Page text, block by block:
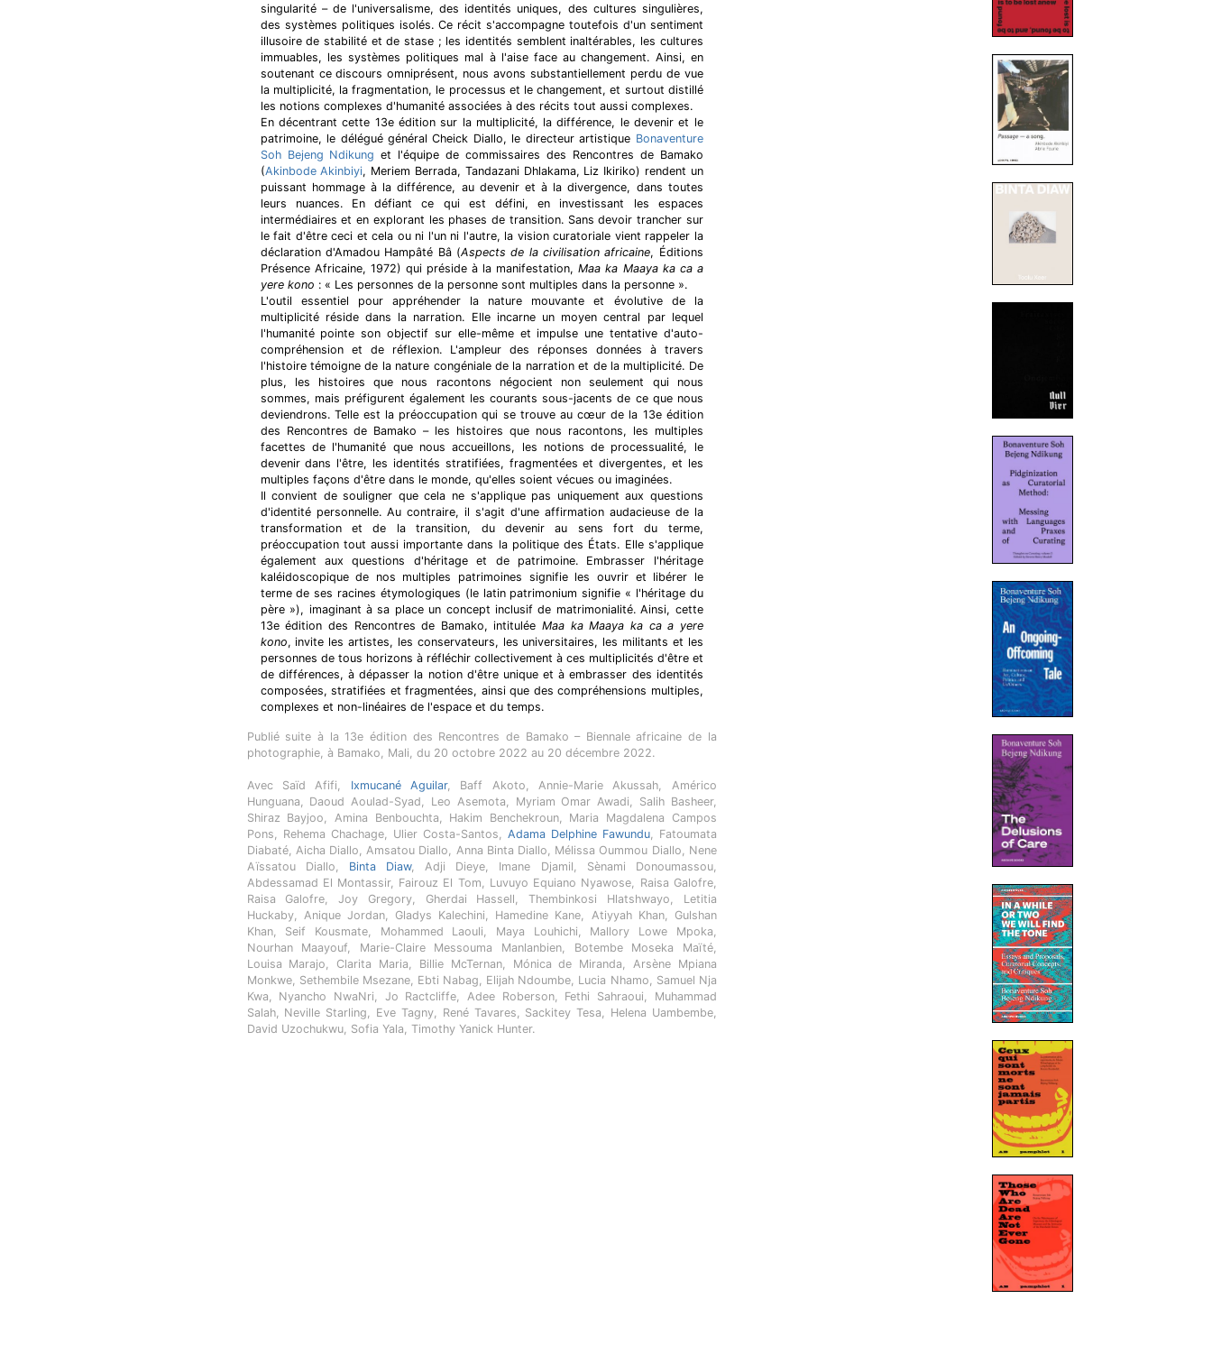
singularité – de l'universalisme, des identités uniques, des cultures singulières,
des systèmes politiques isolés. Ce récit s'accompagne toutefois d'un sentiment
illusoire de stabilité et de stase ; les identités semblent inaltérables, les cultures
immuables, les systèmes politiques mal à l'aise face au changement. Ainsi, en
soutenant ce discours omniprésent, nous avons substantiellement perdu de vue
la multiplicité, la fragmentation, le processus et le changement, et surtout distillé
les notions complexes d'humanité associées à des récits tout aussi complexes.
En décentrant cette 13e édition sur la multiplicité, la différence, le devenir et le
patrimoine, le délégué général Cheick Diallo, le directeur artistique Bonaventure
Soh Bejeng Ndikung et l'équipe de commissaires des Rencontres de Bamako
(Akinbode Akinbiyi, Meriem Berrada, Tandazani Dhlakama, Liz Ikiriko) rendent un
puissant hommage à la différence, au devenir et à la divergence, dans toutes
leurs nuances. En défiant ce qui est défini, en investissant les espaces
intermédiaires et en explorant les phases de transition. Sans devoir trancher sur
le fait d'être ceci et cela ou ni l'un ni l'autre, la vision curatoriale vient rappeler la
déclaration d'Amadou Hampâté Bâ (Aspects de la civilisation africaine, Éditions
Présence Africaine, 1972) qui préside à la manifestation,Maa ka Maaya ka ca a
yere kono : « Les personnes de la personne sont multiples dans la personne ».
L'outil essentiel pour appréhender la nature mouvante et évolutive de la
multiplicité réside dans la narration. Elle incarne un moyen central par lequel
l'humanité pointe son objectif sur elle-même et impulse une tentative d'auto-
compréhension et de réflexion. L'ampleur des réponses données à travers
l'histoire témoigne de la nature congéniale de la narration et de la multiplicité. De
plus, les histoires que nous racontons négocient non seulement qui nous
sommes, mais préfigurent également les courants sous-jacents de ce que nous
deviendrons. Telle est la préoccupation qui se trouve au cœur de la 13e édition
des Rencontres de Bamako – les histoires que nous racontons, les multiples
facettes de l'humanité que nous accueillons, les notions de processualité, le
devenir dans l'être, les identités stratifiées, fragmentées et divergentes, et les
multiples façons d'être dans le monde, qu'elles soient vécues ou imaginées.
Il convient de souligner que cela ne s'applique pas uniquement aux questions
d'identité personnelle. Au contraire, il s'agit d'une affirmation audacieuse de la
transformation et de la transition, du devenir au sens fort du terme,
préoccupation tout aussi importante dans la politique des États. Elle s'applique
également aux questions d'héritage et de patrimoine. Embrasser l'héritage
kaléidoscopique de nos multiples patrimoines signifie les ouvrir et libérer le
terme de ses racines étymologiques (le latin patrimonium signifie « l'héritage du
père »), imaginant à sa place un concept inclusif de matrimonialité. Ainsi, cette
13e édition des Rencontres de Bamako, intituléeMaa ka Maaya ka ca a yere
kono, invite les artistes, les conservateurs, les universitaires, les militants et les
personnes de tous horizons à réfléchir collectivement à ces multiplicités d'être et
de différences, à dépasser la notion d'être unique et à embrasser des identités
composées, stratifiées et fragmentées, ainsi que des compréhensions multiples,
complexes et non-linéaires de l'espace et du temps.
Publié suite à la 13e édition des Rencontres de Bamako – Biennale africaine de la
photographie, à Bamako, Mali, du 20 octobre 2022 au 20 décembre 2022.
Avec Saïd Afifi, Ixmucané Aguilar, Baff Akoto, Annie-Marie Akussah, Américo
Hunguana, Daoud Aoulad-Syad, Leo Asemota, Myriam Omar Awadi, Salih Basheer,
Shiraz Bayjoo, Amina Benbouchta, Hakim Benchekroun, Maria Magdalena Campos
Pons, Rehema Chachage, Ulier Costa-Santos, Adama Delphine Fawundu, Fatoumata
Diabaté, Aicha Diallo, Amsatou Diallo, Anna Binta Diallo, Mélissa Oummou Diallo, Nene
Aïssatou Diallo, Binta Diaw, Adji Dieye, Imane Djamil, Sènami Donoumassou,
Abdessamad El Montassir, Fairouz El Tom, Luvuyo Equiano Nyawose, Raisa Galofre,
Raisa Galofre, Joy Gregory, Gherdai Hassell, Thembinkosi Hlatshwayo, Letitia
Huckaby, Anique Jordan, Gladys Kalechini, Hamedine Kane, Atiyyah Khan, Gulshan
Khan, Seif Kousmate, Mohammed Laouli, Maya Louhichi, Mallory Lowe Mpoka,
Nourhan Maayouf, Marie-Claire Messouma Manlanbien, Botembe Moseka Maïté,
Louisa Marajo, Clarita Maria, Billie McTernan, Mónica de Miranda, Arsène Mpiana
Monkwe, Sethembile Msezane, Ebti Nabag, Elijah Ndoumbe, Lucia Nhamo, Samuel Nja
Kwa, Nyancho NwaNri, Jo Ractcliffe, Adee Roberson, Fethi Sahraoui, Muhammad
Salah, Neville Starling, Eve Tagny, René Tavares, Sackitey Tesa, Helena Uambembe,
David Uzochukwu, Sofia Yala, Timothy Yanick Hunter.